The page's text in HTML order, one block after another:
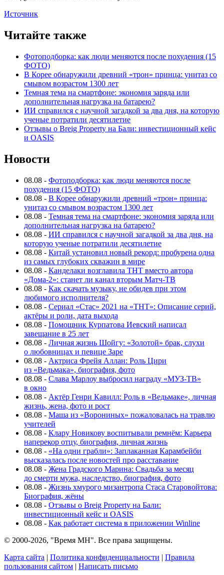
Источник
Читайте также
Фотоподборка: как люди меняются после похудения (15
ФОТО)
В Корее обнаружили древний «трон» принца: унитаз со
смывом возрастом 1300 лет
Темная тема на смартфоне: экономия заряда или
дополнительная нагрузка на батарею?
ИИ справился с научной загадкой за два дня, на которую
ученые потратили десятилетие
Отзывы о Breig Property на Бали: инвестиционный кейс
и OASIS
Новости
08.08 - Фотоподборка: как люди меняются после
похудения (15 ФОТО)
08.08 - В Корее обнаружили древний «трон» принца:
унитаз со смывом возрастом 1300 лет
08.08 - Темная тема на смартфоне: экономия заряда или
дополнительная нагрузка на батарею?
08.08 - ИИ справился с научной загадкой за два дня, на
которую ученые потратили десятилетие
08.08 - Китай установил новый рекорд: пробурена одна
из самых глубоких скважин в мире
08.08 - Канделаки возглавила ТНТ вместо автора
«Дома-2»: станет ли канал вторым Матч-ТВ
08.08 - Как скачать музыку, не обидев при этом
любимого исполнителя?
08.08 - Сериал «Стас» 2021 на «ТНТ»: Описание серий,
актёры и роли, дата выхода
08.08 - Помощник Курпатова Иевский написал
завещание в 25 лет
08.08 - Личная жизнь Шойгу: «Золотой» брак, слухи
о любовницах и певице Заре
08.08 - Актриса Фрейя Аллан: Роль Цири
из «Ведьмака», биография, фото
08.08 - Слава Марлоу выбросил награду «МУЗ-ТВ»
в окно
08.08 - Актёр Генри Кавилл: Роль в «Ведьмаке», личная
жизнь, жена, фото и рост
08.08 - Маша из «Ворониных» пожаловалась на травлю
учителей
08.08 - Клару Новикову воспитывали ремнём: Карьера
наперекор отцу, биография, личная жизнь
08.08 - «На одни грабли»: Заплаканная Карамбейби
высказалась после новостей про расставание
08.08 - Жена Градского Марина: Свадьба за месяц
до смерти мужа, наследство, биография, фото
08.08 - Жизнь хмурого мизантропа Стаса Старовойтова:
Биография, жёны
08.08 - Отзывы о Breig Property на Бали:
инвестиционный кейс и OASIS
08.08 - Как работает система в приложении Winline
© 2000-2026, "Время МН". Все права защищены.
Карта сайта | Политика конфиденциальности | Правила
пользования сайтом | Написать письмо